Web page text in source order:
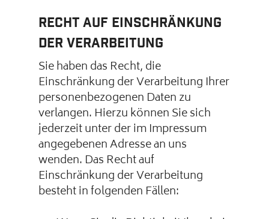
Recht auf Einschränkung
der Verarbeitung
Sie haben das Recht, die
Einschränkung der Verarbeitung Ihrer
personenbezogenen Daten zu
verlangen. Hierzu können Sie sich
jederzeit unter der im Impressum
angegebenen Adresse an uns
wenden. Das Recht auf
Einschränkung der Verarbeitung
besteht in folgenden Fällen: